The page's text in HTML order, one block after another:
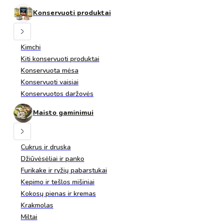
Konservuoti produktai
Kimchi
Kiti konservuoti produktai
Konservuota mėsa
Konservuoti vaisiai
Konservuotos daržovės
Maisto gaminimui
Cukrus ir druska
Džiūvėsėliai ir panko
Furikake ir ryžių pabarstukai
Kepimo ir tešlos mišiniai
Kokosų pienas ir kremas
Krakmolas
Miltai